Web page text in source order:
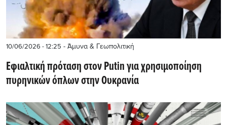
10/06/2026 - 12:25 - Άμυνα & Γεωπολιτική
Εφιαλτική πρόταση στον Putin για χρησιμοποίηση
πυρηνικών όπλων στην Ουκρανία